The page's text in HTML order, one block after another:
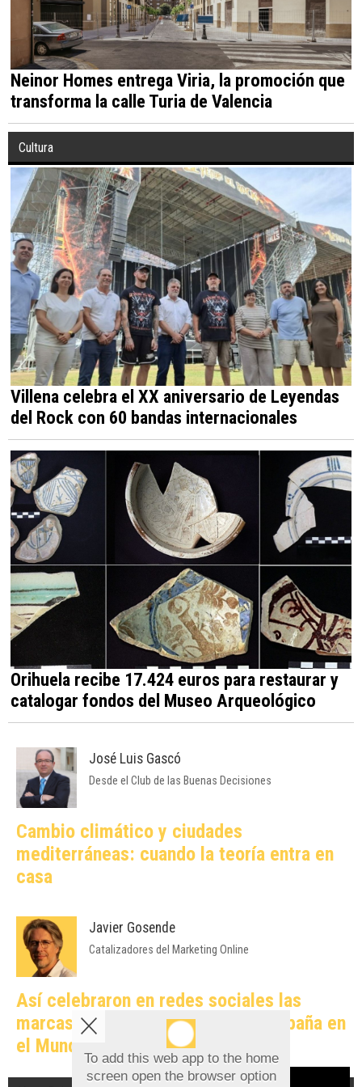
Neinor Homes entrega Viria, la promoción que
transforma la calle Turia de Valencia
Cultura
Villena celebra el XX aniversario de Leyendas
del Rock con 60 bandas internacionales
Orihuela recibe 17.424 euros para restaurar y
catalogar fondos del Museo Arqueológico
José Luis Gascó
Desde el Club de las Buenas Decisiones
Cambio climático y ciudades
mediterráneas: cuando la teoría entra en
casa
Javier Gosende
Catalizadores del Marketing Online
Así celebraron en redes sociales las
marcas alicantinas el triunfo de España en
el Mundial
To add this web app to the home
screen open the browser option
Aviso sobre el Uso de cookies: